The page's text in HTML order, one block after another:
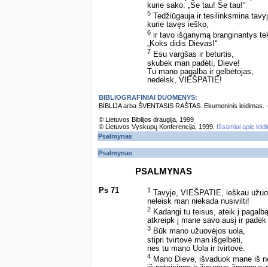
kurie sako: „Še tau! Še tau!“
5 Tedžiūgauja ir tesilinksmina
kurie tavęs ieško,
6 ir tavo išganymą branginantys
„Koks didis Dievas!“
7 Esu vargšas ir beturtis,
skubėk man padėti, Dieve!
Tu mano pagalba ir gelbėtojas;
nedelsk, VIEŠPATIE!
BIBLIOGRAFINIAI DUOMENYS:
BIBLIJA arba ŠVENTASIS RAŠTAS. Ekumeninis
© Lietuvos Biblijos draugija, 1999
© Lietuvos Vyskupų Konferencija, 1999.
Išsamiai apie
Psalmynas
Psalmynas
PSALMYNAS
Ps 71 1
Tavyje, VIEŠPATIE, ieškau
neleisk man niekada nusivilti!
2 Kadangi tu teisus, ateik į
atkreipk į mane savo ausį ir padėk
3 Būk mano užuovėjos uola,
stipri tvirtovė man išgelbėti,
nes tu mano Uola ir tvirtovė.
4 Mano Dieve, išvaduok mane iš